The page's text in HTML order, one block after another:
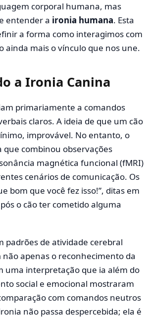
corporal humana, mas
entender a ironia humana. Esta
a forma como interagimos com
ainda mais o vínculo que nos une.
a Ironia Canina
primariamente a comandos
claros. A ideia de que um cão
improvável. No entanto, o
combinou observações
magnética funcional (fMRI)
cenários de comunicação. Os
bom que você fez isso!”, ditas em
o cão ter cometido alguma
padrões de atividade cerebral
apenas o reconhecimento da
uma interpretação que ia além do
social e emocional mostraram
com comandos neutros
não passa despercebida; ela é